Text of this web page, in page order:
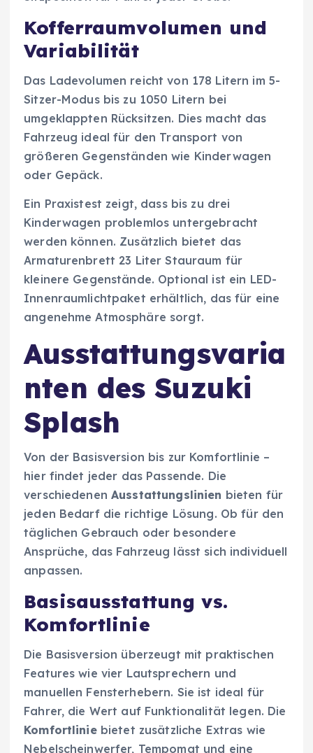
Kofferraumvolumen und
Variabilität
Das Ladevolumen reicht von 178 Litern im 5-
Sitzer-Modus bis zu 1050 Litern bei
umgeklappten Rücksitzen. Dies macht das
Fahrzeug ideal für den Transport von
größeren Gegenständen wie Kinderwagen
oder Gepäck.
Ein Praxistest zeigt, dass bis zu drei
Kinderwagen problemlos untergebracht
werden können. Zusätzlich bietet das
Armaturenbrett 23 Liter Stauraum für
kleinere Gegenstände. Optional ist ein LED-
Innenraumlichtpaket erhältlich, das für eine
angenehme Atmosphäre sorgt.
Ausstattungsvaria
nten des Suzuki
Splash
Von der Basisversion bis zur Komfortlinie –
hier findet jeder das Passende. Die
verschiedenenAusstattungslinien bieten für
jeden Bedarf die richtige Lösung. Ob für den
täglichen Gebrauch oder besondere
Ansprüche, das Fahrzeug lässt sich individuell
anpassen.
Basisausstattung vs.
Komfortlinie
Die Basisversion überzeugt mit praktischen
Features wie vier Lautsprechern und
manuellen Fensterhebern. Sie ist ideal für
Fahrer, die Wert auf Funktionalität legen. Die
Komfortliniebietet zusätzliche Extras wie
Nebelscheinwerfer, Tempomat und eine